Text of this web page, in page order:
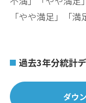
「やや満足」「
過去3年分統計
ダウ